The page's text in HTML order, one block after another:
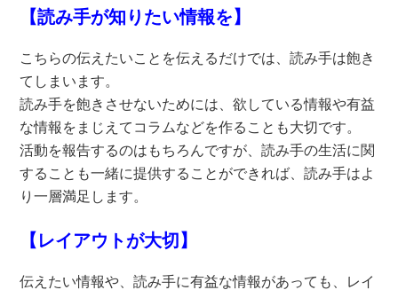
【読み手が知りたい情報を】
こちらの伝えたいことを伝えるだけでは、読み手は飽き
てしまいます。
読み手を飽きさせないためには、欲している情報や有益
な情報をまじえてコラムなどを作ることも大切です。
活動を報告するのはもちろんですが、読み手の生活に関
することも一緒に提供することができれば、読み手はよ
り一層満足します。
【レイアウトが大切】
伝えたい情報や、読み手に有益な情報があっても、レイ